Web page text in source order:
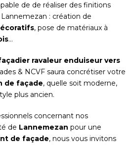
de de réaliser des finitions
: création de
, pose de matériaux à
...
ravaleur enduiseur vers
& NCVF saura concrétiser votre
de façade, quelle soit moderne,
plus ancien.
concernant nos
de Lannemezan pour une
de façade, nous vous invitons